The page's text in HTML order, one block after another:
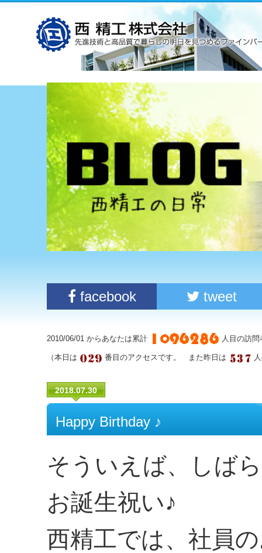
facebook tweet
2010/06/01 からあなたは累計 人目の訪
（本日は 番目のアクセスです。 また昨日は
2018.07.30
Happy Birthday ♪
そういえば、しば
お誕生祝い♪
西精工では、社員